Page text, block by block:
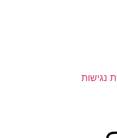
נגישות